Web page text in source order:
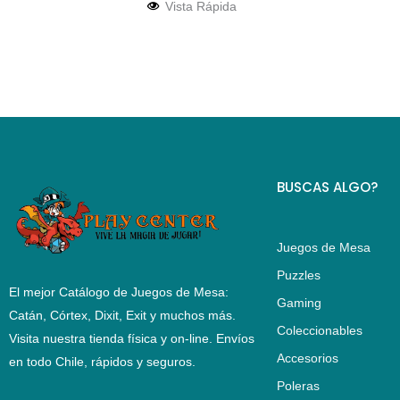
Vista Rápida
El mejor Catálogo de Juegos de Mesa:
Catán, Córtex, Dixit, Exit y muchos más.
Visita nuestra tienda física y on-line. Envíos
en todo Chile, rápidos y seguros.
BUSCAS ALGO?
Juegos de Mesa
Puzzles
Gaming
Coleccionables
Accesorios
Poleras